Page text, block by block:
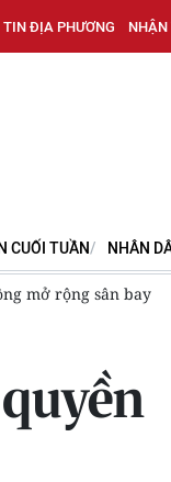
TIN ĐỊA PHƯƠNG NHẬN
CUỐI TUẦN NHÂN
mở rộng sân bay